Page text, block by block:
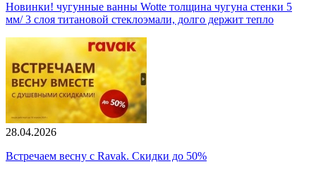
Новинки! чугунные ванны Wotte толщина чугуна стенки 5
мм/ 3 слоя титановой стеклоэмали, долго держит тепло
28.04.2026
Встречаем весну с Ravak. Скидки до 50%